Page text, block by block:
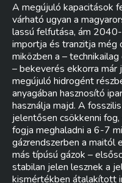
A megújuló kapacitások
várható ugyan a
lassú felfutása, ám
importja és tranzitja még
miközben a –
– bekeverés ekkorra
megújuló hidrogént
anyagában hasznosító
használja majd. A
jelentősen csökkenni
fogja meghaladni a 6-7
gázrendszerben a maitól
más típúsú gázok –
stabilan jelen lesznek a
kismértékben átalakított